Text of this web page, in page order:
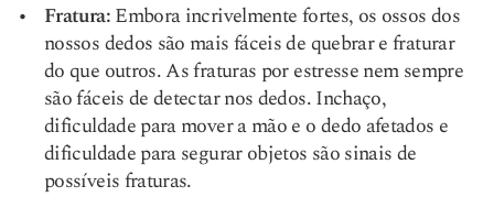
Fratura:Embora incrivelmente fortes, os ossos dos
nossos dedos são mais fáceis de quebrar e fraturar
do que outros. As fraturas por estresse nem sempre
são fáceis de detectar nos dedos. Inchaço,
dificuldade para mover a mão e o dedo afetados e
dificuldade para segurar objetos são sinais de
possíveis fraturas.